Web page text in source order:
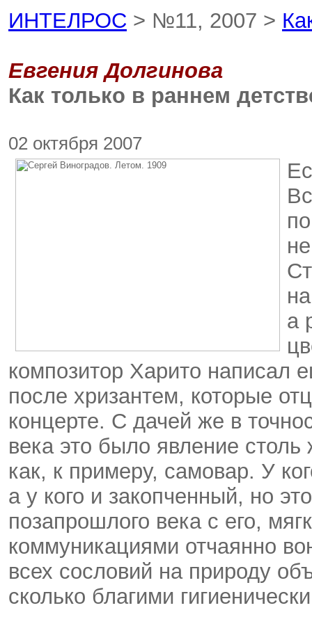
ИНТЕЛРОС > №11, 2007 >
Евгения Долгинова
Как только в раннем
02 октября 2007
а
композитор Харито написал
после хризантем, которые
концерте. С дачей же в
века это было явление
как, к примеру, самовар. У
а у кого и закопченный, но
позапрошлого века с его,
коммуникациями отчаянно
всех сословий на природу
сколько благими